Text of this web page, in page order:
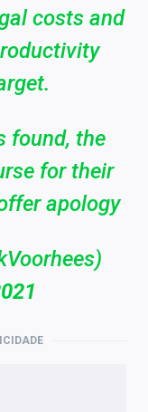
costs and
found, the
for their
apology